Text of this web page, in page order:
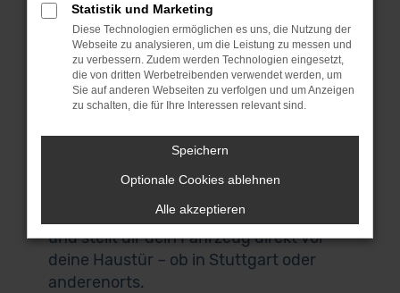
Fahrzeuge aus erster Hand anbieten
und du durchweg scheckheftgepflegte
Autos erhältst. Wir sprechen dabei von
Fahrzeuge für den einheimischen Markt
und ausdrücklich nicht von EU-
zuhause bist und nicht zu uns nach
Garching bei München kommen
möchtest, bist du herzlich willkommen.
Unser Lieferdienst macht es möglich
und stellt dir dein Fahrzeug direkt vor
deine Haustür – ob in Stuttgart oder
anderenorts.
Statistik und Marketing
Diese Technologien ermöglichen es uns, die Nutzung der
Webseite zu analysieren, um die Leistung zu messen und
zu verbessern. Zudem werden Technologien eingesetzt,
die von dritten Werbetreibenden verwendet werden, um
Sie auf anderen Webseiten zu verfolgen und um Anzeigen
zu schalten, die für Ihre Interessen relevant sind.
Speichern
Optionale Cookies ablehnen
Alle akzeptieren